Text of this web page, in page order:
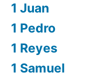
1 Juan
1 Pedro
1 Reyes
1 Samuel